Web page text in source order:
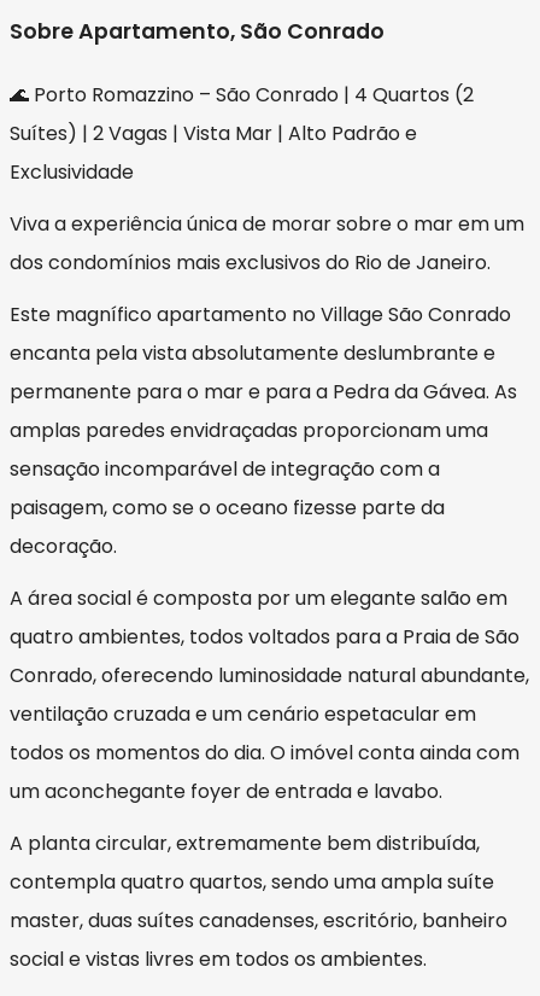
Sobre Apartamento, São Conrado
🌊 Porto Romazzino – São Conrado | 4 Quartos (2
Suítes) | 2 Vagas | Vista Mar | Alto Padrão e
Exclusividade
Viva a experiência única de morar sobre o mar em um
dos condomínios mais exclusivos do Rio de Janeiro.
Este magnífico apartamento no Village São Conrado
encanta pela vista absolutamente deslumbrante e
permanente para o mar e para a Pedra da Gávea. As
amplas paredes envidraçadas proporcionam uma
sensação incomparável de integração com a
paisagem, como se o oceano fizesse parte da
decoração.
A área social é composta por um elegante salão em
quatro ambientes, todos voltados para a Praia de São
Conrado, oferecendo luminosidade natural abundante,
ventilação cruzada e um cenário espetacular em
todos os momentos do dia. O imóvel conta ainda com
um aconchegante foyer de entrada e lavabo.
A planta circular, extremamente bem distribuída,
contempla quatro quartos, sendo uma ampla suíte
master, duas suítes canadenses, escritório, banheiro
social e vistas livres em todos os ambientes.